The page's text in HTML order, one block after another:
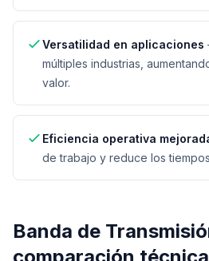
Versatilidad en aplicaciones
múltiples industrias,
valor.
Eficiencia operativa
de trabajo y reduce los
Banda de